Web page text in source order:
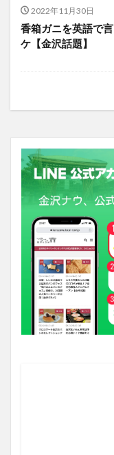
2022年11月30日
香箱ガニを英語で
ケ【金沢話題】